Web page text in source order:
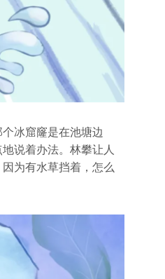
冰窟窿是在池塘边
说着办法。林攀让人
为有水草挡着，怎么